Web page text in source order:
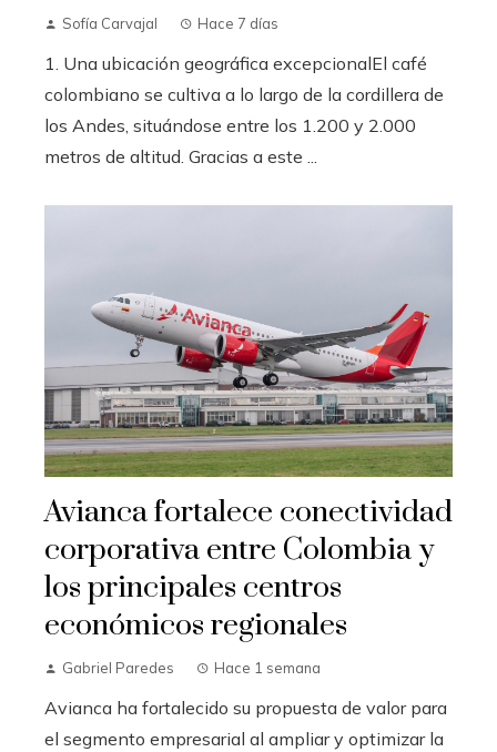
Sofía Carvajal Hace 7 días
1. Una ubicación geográfica excepcionalEl café
colombiano se cultiva a lo largo de la cordillera de
los Andes, situándose entre los 1.200 y 2.000
metros de altitud. Gracias a este ...
Avianca fortalece conectividad
corporativa entre Colombia y
los principales centros
económicos regionales
Gabriel Paredes Hace 1 semana
Avianca ha fortalecido su propuesta de valor para
el segmento empresarial al ampliar y optimizar la